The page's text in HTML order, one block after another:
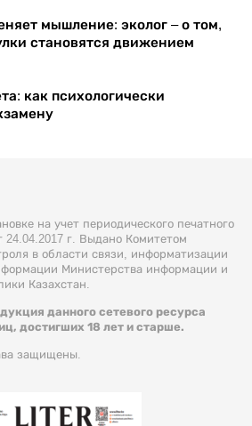
мышление: эколог – о том,
становятся движением
как психологически
на учет периодического печатного
г. Выдано Комитетом
в области связи, информатизации
Министерства информации и
Казахстан.
данного сетевого ресурса
достигших 18 лет и старше.
защищены.